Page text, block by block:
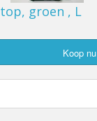
groen , L
Koop nu